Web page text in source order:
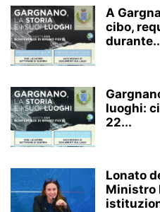
A
cibo,
luoghi:
22...
Lonato
Ministro